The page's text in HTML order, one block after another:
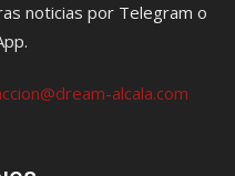
noticias por Telegram o
alcala.com